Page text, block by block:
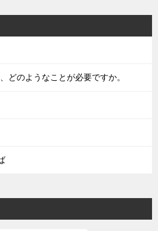
どのようなことが必要ですか。